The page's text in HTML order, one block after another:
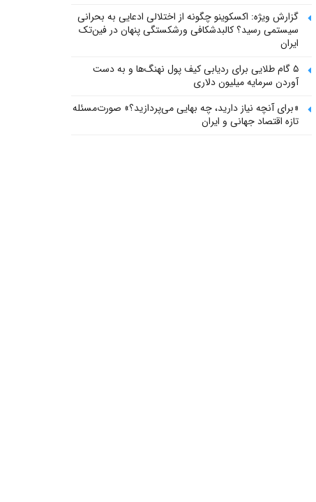
گزارش ویژه: اکسکوینو چگونه از اختلالی ادعایی به بحرانی
سیستمی رسید؟ کالبدشکافی ورشکستگی پنهان در فین‌تک
ایران
۵ گام طلایی برای ردیابی کیف پول‌ نهنگ‌ها و به دست
آوردن سرمایه میلیون دلاری
«برای آنچه نیاز دارید، چه بهایی می‌پردازید؟» صورت‌مسئله
تازه اقتصاد جهانی و ایران